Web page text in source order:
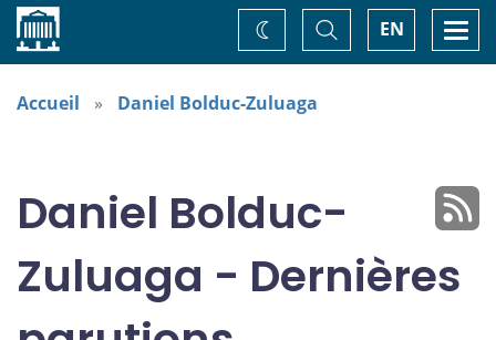
Accueil EN
Basculer
la
recherche
Changez
de
thème
Accueil Daniel Bolduc-Zuluaga
Daniel Bolduc-
Zuluaga - Dernières